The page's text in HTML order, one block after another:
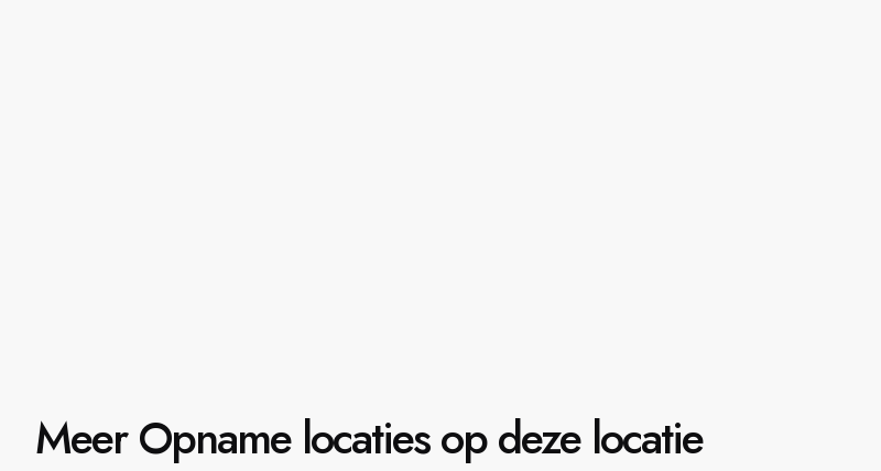
Meer Opname locaties op deze locatie